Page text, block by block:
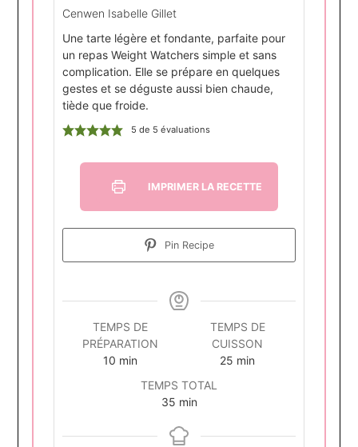
Cenwen Isabelle Gillet
Une tarte légère et fondante, parfaite pour
un repas Weight Watchers simple et sans
complication. Elle se prépare en quelques
gestes et se déguste aussi bien chaude,
tiède que froide.
5 de 5 évaluations
IMPRIMER LA RECETTE
Pin Recipe
TEMPS DE
PRÉPARATION
10 minutes
min
TEMPS DE
CUISSON
25 minutes
min
TEMPS TOTAL
35minutes
min